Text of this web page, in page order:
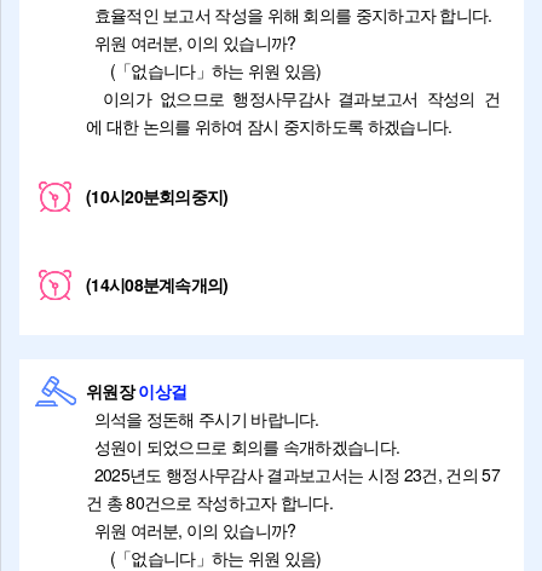
효율적인 보고서 작성을 위해 회의를 중지하고자 합니다.
위원 여러분, 이의 있습니까?
(「없습니다」하는 위원 있음)
이의가 없으므로 행정사무감사 결과보고서 작성의 건
에 대한 논의를 위하여 잠시 중지하도록 하겠습니다.
(10시20분회의중지)
(14시08분계속개의)
위원장이상걸
의석을 정돈해 주시기 바랍니다.
성원이 되었으므로 회의를 속개하겠습니다.
2025년도 행정사무감사 결과보고서는 시정 23건, 건의 57
건 총 80건으로 작성하고자 합니다.
위원 여러분, 이의 있습니까?
(「없습니다」하는 위원 있음)